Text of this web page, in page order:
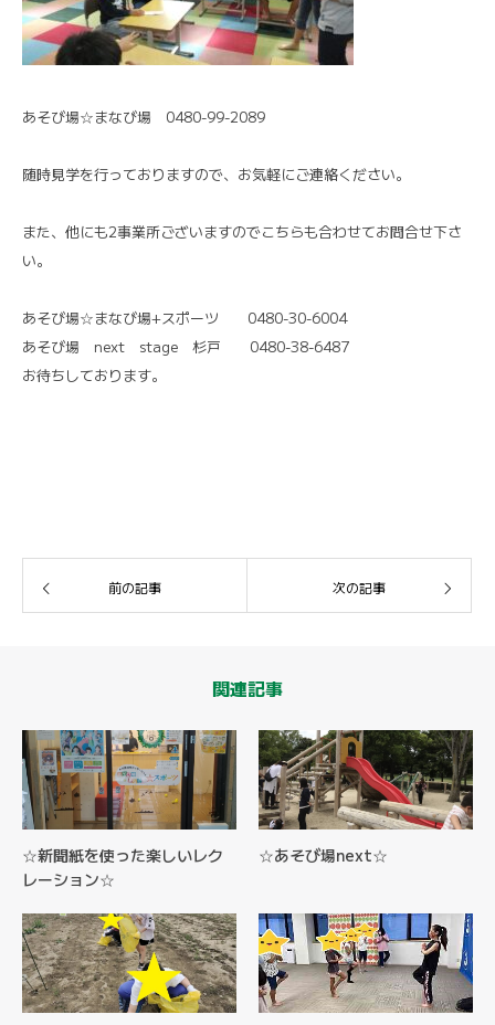
あそび場☆まなび場 0480-99-2089
随時見学を行っておりますので、お気軽にご連絡ください。
また、他にも2事業所ございますのでこちらも合わせてお問合せ下さ
い。
あそび場☆まなび場+スポーツ 0480-30-6004
あそび場 next stage 杉戸 0480-38-6487
お待ちしております。
前の記事 次の記事
関連記事
☆新聞紙を使った楽しいレク
レーション☆
☆あそび場next☆